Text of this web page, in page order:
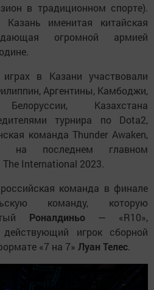
в традиционном спорте).
именитая китайская
огромной армией
в Казани участвовали
Аргентины, Камбоджи,
Казахстана
турнира по Dota2,
команда Thunder Awaken,
на последнем главном
International 2023.
команда в финале
команду, которую
Роналдиньо— «R10»,
игрок сборной
«7 на 7» Луан Телес.